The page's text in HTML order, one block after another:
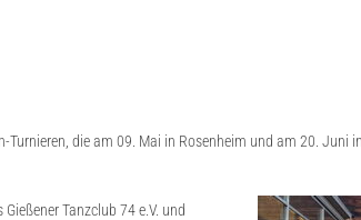
die am 09. Mai in Rosenheim und am 20. Juni
Tanzclub 74 e.V. und